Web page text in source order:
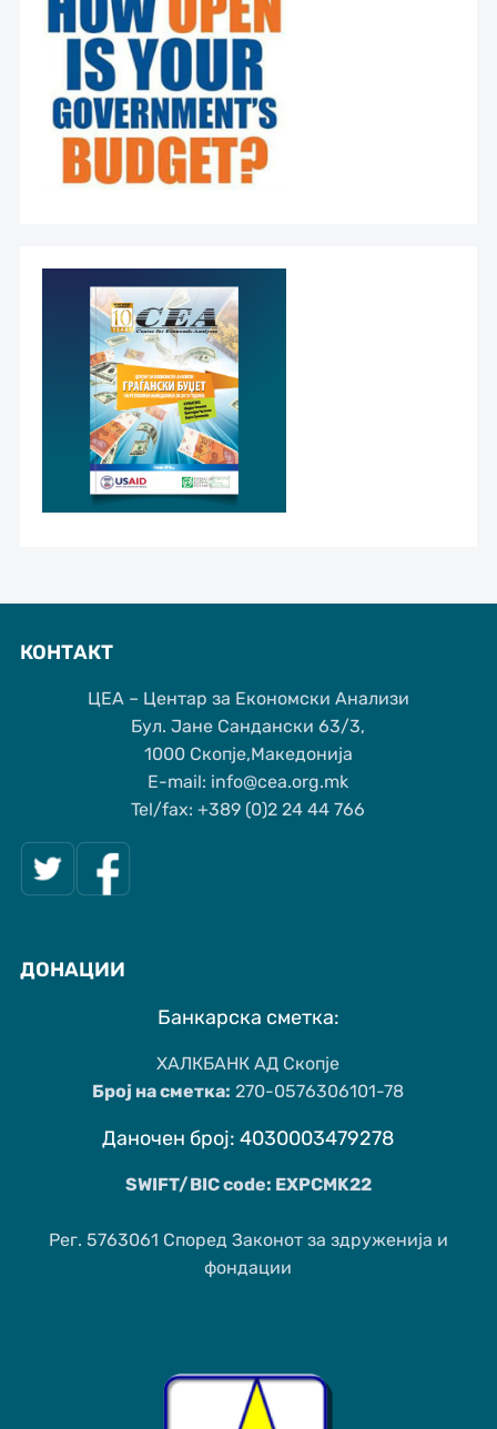
КОНТАКТ
ЦЕА – Центар за Економски Анализи
Бул. Јане Сандански 63/3,
1000 Скопје,Македонија
Е-mail: info@cea.org.mk
Tel/fax: +389 (0)2 24 44 766
ДОНАЦИИ
Банкарска сметка:
ХАЛКБАНК АД Скопје
Број на сметка: 270-0576306101-78
Даночен број: 4030003479278
SWIFT/BIC code: EXPCMK22
Рег. 5763061 Според Законот за здруженија и
фондации